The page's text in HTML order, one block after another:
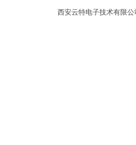
西安云特电子技术有限